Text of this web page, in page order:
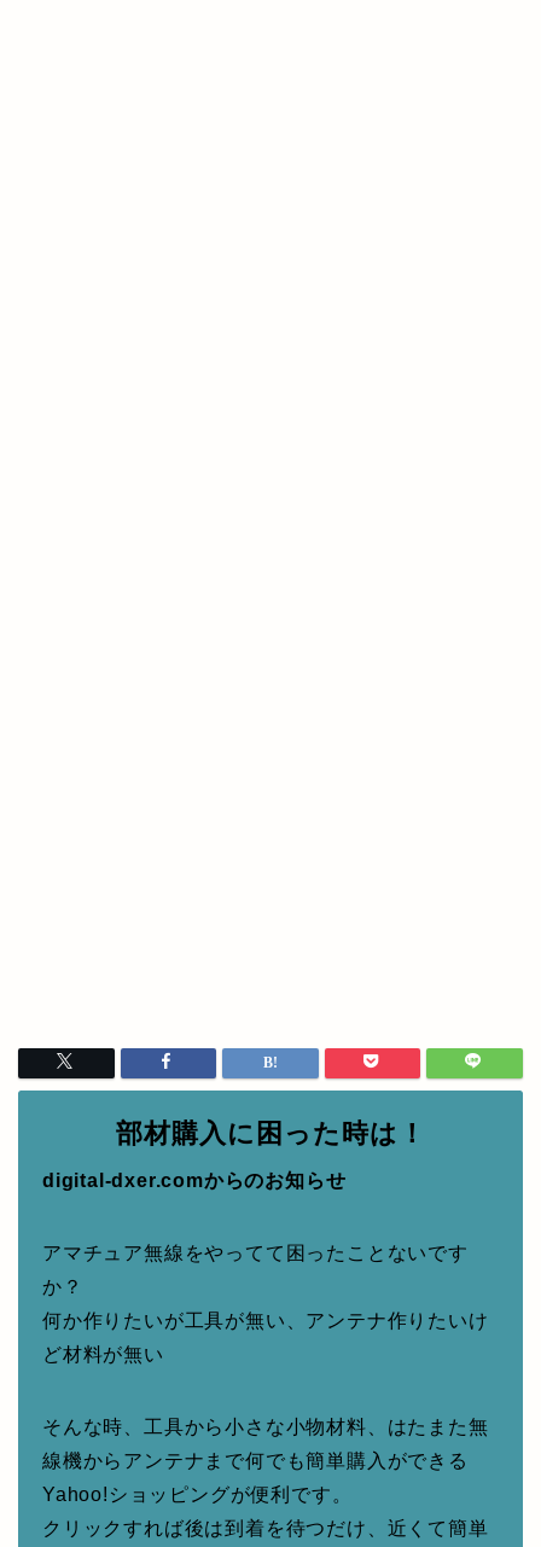
部材購入に困った時は！
digital-dxer.comからのお知らせ
アマチュア無線をやってて困ったことないです
か？
何か作りたいが工具が無い、アンテナ作りたいけ
ど材料が無い
そんな時、工具から小さな小物材料、はたまた無
線機からアンテナまで何でも簡単購入ができる
Yahoo!ショッピングが便利です。
クリックすれば後は到着を待つだけ、近くて簡単